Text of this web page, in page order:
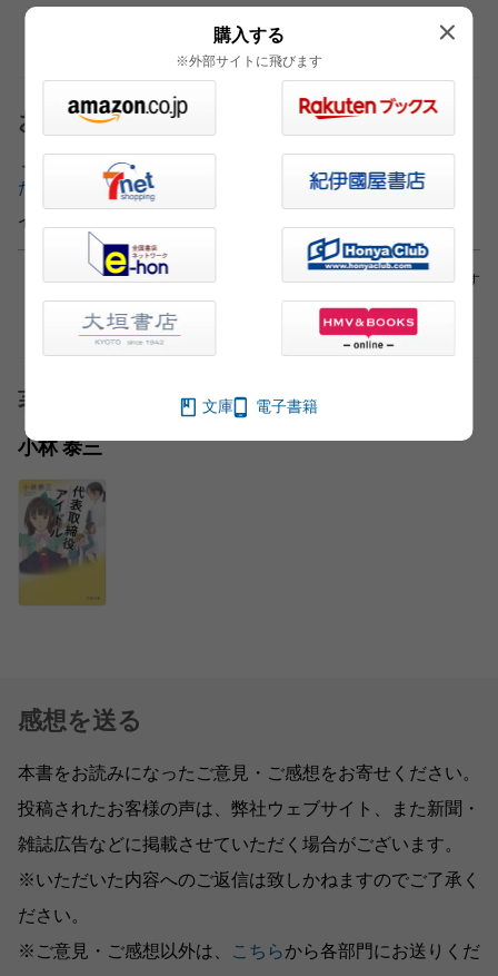
おすすめ記事
＜小林泰三インタビュー＞会社という不思議の国に迷い込ん
だアイドルの奮闘記
インタビュー・対談（2020.06.05）
※外部サイトへリンクしている場合もあります
著者
小林 泰三
感想を送る
本書をお読みになったご意見・ご感想をお寄せください。
投稿されたお客様の声は、弊社ウェブサイト、また新聞・
雑誌広告などに掲載させていただく場合がございます。
※いただいた内容へのご返信は致しかねますのでご了承く
ださい。
※ご意見・ご感想以外は、
こちらから各部門にお送りくだ
購入する
※外部サイトに飛びます
文庫 電子書籍